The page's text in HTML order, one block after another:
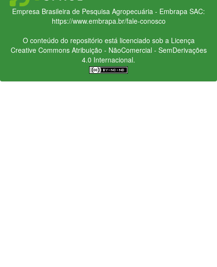
Empresa Brasileira de Pesquisa Agropecuária - Embrapa SAC:
https://www.embrapa.br/fale-conosco
O conteúdo do repositório está licenciado sob a Licença
Creative CommonsAtribuição - NãoComercial - SemDerivações
4.0 Internacional.